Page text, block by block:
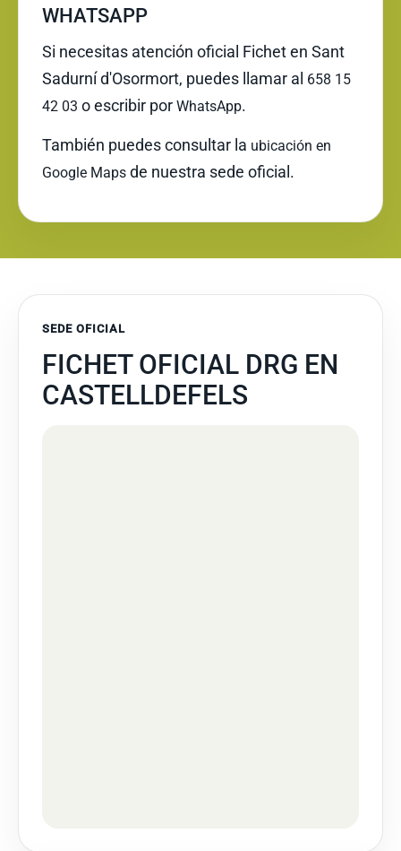
WHATSAPP
Si necesitas atención oficial Fichet en Sant
Sadurní d'Osormort, puedes llamar al 658 15
42 03 o escribir por WhatsApp.
También puedes consultar la ubicación en
Google Maps de nuestra sede oficial.
SEDE OFICIAL
FICHET OFICIAL DRG EN
CASTELLDEFELS